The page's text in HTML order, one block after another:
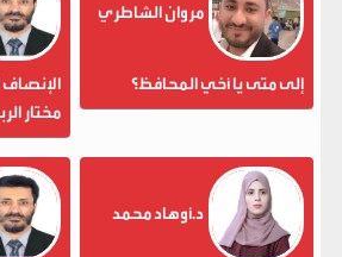
مروان الشاطري
إلى متى يا أخي المحافظ؟
الإنصاف
مختار
د.أوهاد محمد